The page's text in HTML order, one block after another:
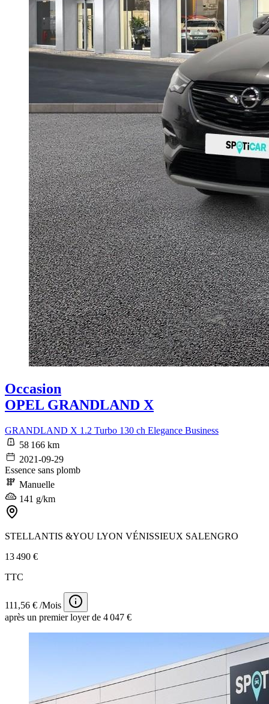
Occasion
OPEL GRANDLAND X
GRANDLAND X 1.2 Turbo 130 ch Elegance Business
58 166 km
2021-09-29
Essence sans plomb
Manuelle
141 g/km
STELLANTIS &YOU LYON VÉNISSIEUX SALENGRO
13 490 €
TTC
111,56 € /Mois
après un premier loyer de 4 047 €